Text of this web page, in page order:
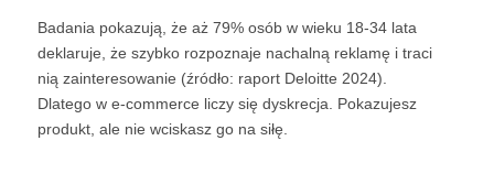
Badania pokazują, że aż 79% osób w wieku 18-34 lata
deklaruje, że szybko rozpoznaje nachalną reklamę i traci
nią zainteresowanie (źródło: raport Deloitte 2024).
Dlatego w e-commerce liczy się dyskrecja. Pokazujesz
produkt, ale nie wciskasz go na siłę.